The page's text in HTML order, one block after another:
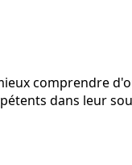
comprendre
dans leur